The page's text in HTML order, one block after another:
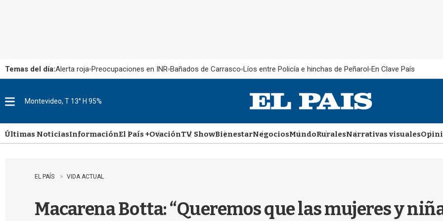
Temas del día:Alerta roja Preocupaciones en INR Bañados de Carrasco Líos entre Policía e hinchas de Peñarol En Clave País
u
Montevideo, T 13° H 95%
Últimas NoticiasInformaciónEl País +OvaciónTV ShowBienestarNegociosMundoRuralesNarrativas visuales
EL PAÍS VIDA ACTUAL
Macarena Botta: “Queremos que las mujeres y